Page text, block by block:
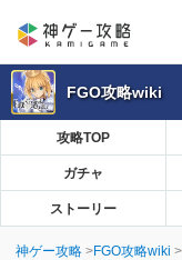
FGO攻略wiki
攻略TOP
ガチャ
ストーリー
神ゲー攻略 FGO攻略wiki